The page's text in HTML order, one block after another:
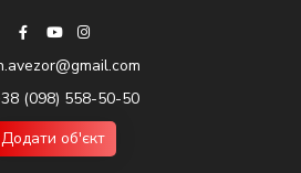
(098) 558-50-50
Додати об'єкт